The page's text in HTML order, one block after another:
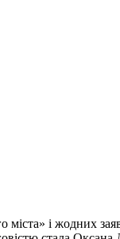
і жодних